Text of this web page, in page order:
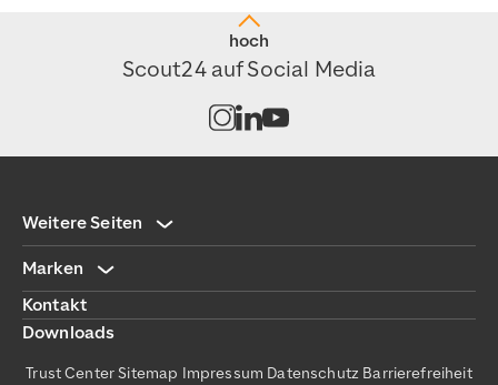
hoch
Scout24 auf Social Media
Kanal auf Instagram öffnen
Kanal auf LinkedIn öffnen
Weitere Seiten
Marken
Kontakt
Downloads
Trust CenterSitemap Impressum Datenschutz Barrierefreiheit